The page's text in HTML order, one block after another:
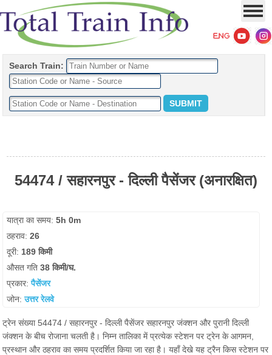
Search Train:
54474 / सहारनपुर - दिल्ली पैसेंजर (अनारक्षित)
यात्रा का समय:5h 0m
ठहराव:26
दूरी: 189 किमी
औसत गति38 किमी/घ.
प्रकार:पैसेंजर
जोन:उत्तर रेलवे
ट्रेन संख्या 54474 / सहारनपुर - दिल्ली पैसेंजर सहारनपुर जंक्शन और पुरानी दिल्ली
जंक्शन के बीच रोजाना चलती है। निम्न तालिका में प्रत्येक स्टेशन पर ट्रेन के आगमन,
प्रस्थान और ठहराव का समय प्रदर्शित किया जा रहा है। यहाँ देखे यह ट्रैन किस स्टेशन पर